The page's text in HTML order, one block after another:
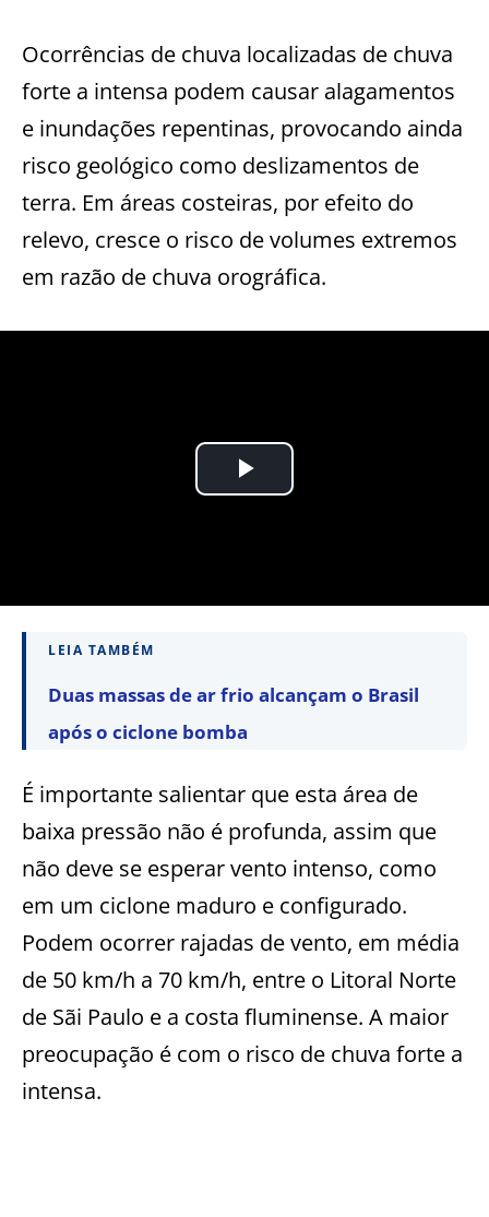
Ocorrências de chuva localizadas de chuva
forte a intensa podem causar alagamentos
e inundações repentinas, provocando ainda
risco geológico como deslizamentos de
terra. Em áreas costeiras, por efeito do
relevo, cresce o risco de volumes extremos
em razão de chuva orográfica.
LEIA TAMBÉM
Duas massas de ar frio alcançam o Brasil
após o ciclone bomba
É importante salientar que esta área de
baixa pressão não é profunda, assim que
não deve se esperar vento intenso, como
em um ciclone maduro e configurado.
Podem ocorrer rajadas de vento, em média
de 50 km/h a 70 km/h, entre o Litoral Norte
de Sãi Paulo e a costa fluminense. A maior
preocupação é com o risco de chuva forte a
intensa.